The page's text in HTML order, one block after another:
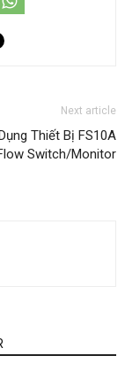
Next article
Thiết Bị FS10A
Switch/Monitor